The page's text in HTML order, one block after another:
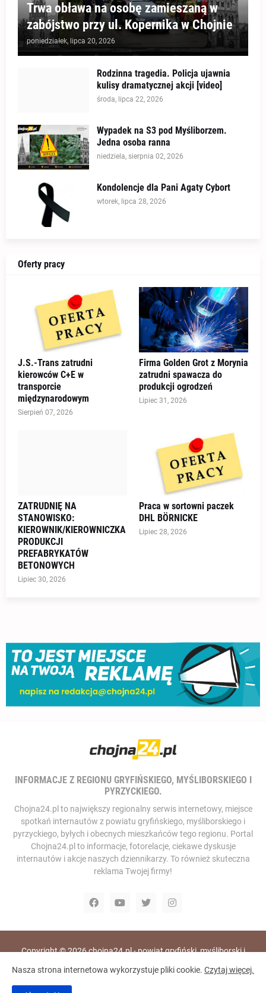
Trwa obława na osobę zamieszaną w
zabójstwo przy ul. Kopernika w Chojnie
poniedziałek, lipca 20, 2026
Rodzinna tragedia. Policja ujawnia
kulisy dramatycznej akcji [video]
środa, lipca 22, 2026
Wypadek na S3 pod Myśliborzem.
Jedna osoba ranna
niedziela, sierpnia 02, 2026
Kondolencje dla Pani Agaty Cybort
wtorek, lipca 28, 2026
Oferty pracy
J.S.-Trans zatrudni
kierowców C+E w
transporcie
międzynarodowym
Sierpień 07, 2026
Firma Golden Grot z Morynia
zatrudni spawacza do
produkcji ogrodzeń
Lipiec 31, 2026
ZATRUDNIĘ NA
STANOWISKO:
KIEROWNIK/KIEROWNICZKA
PRODUKCJI
PREFABRYKATÓW
BETONOWYCH
Lipiec 30, 2026
Praca w sortowni paczek
DHL BÖRNICKE
Lipiec 28, 2026
INFORMACJE Z REGIONU GRYFIŃSKIEGO, MYŚLIBORSKIEGO I
PYRZYCKIEGO.
Chojna24.pl to największy regionalny serwis internetowy, miejsce
spotkań internautów z powiatu gryfińskiego, myśliborskiego i
pyrzyckiego, byłych i obecnych mieszkańców tego regionu. Portal
Chojna24.pl to informacje, fotorelacje, ciekawe dyskusje
internautów i akcje naszych dziennikarzy. To również skuteczna
reklama Twojej firmy!
Copyright ©2026chojna24.pl - powiat gryfiński, myśliborski i
Nasza strona internetowa wykorzystuje pliki cookie. Czytaj więcej.